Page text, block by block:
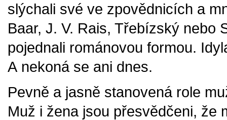
slýchali své ve zpovědnicích a
Baar, J. V. Rais, Třebízský nebo
pojednali románovou formou.
A nekoná se ani dnes.
Pevně a jasně stanovená role
Muž i žena jsou přesvědčeni, že